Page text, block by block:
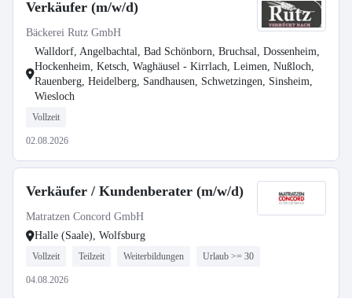
Verkäufer (m/w/d)
Bäckerei Rutz GmbH
Walldorf, Angelbachtal, Bad Schönborn, Bruchsal, Dossenheim,
Hockenheim, Ketsch, Waghäusel - Kirrlach, Leimen, Nußloch,
Rauenberg, Heidelberg, Sandhausen, Schwetzingen, Sinsheim,
Wiesloch
Vollzeit
02.08.2026
Verkäufer / Kundenberater (m/w/d)
Matratzen Concord GmbH
Halle (Saale), Wolfsburg
Vollzeit Teilzeit Weiterbildungen Urlaub >= 30
04.08.2026